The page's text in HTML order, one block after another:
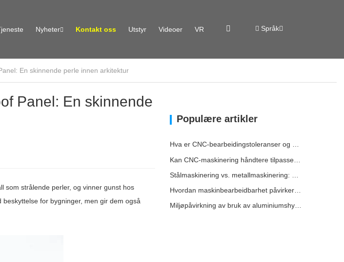
Nyheter Kontakt oss Utstyr Videoer VR Språk
En skinnende perle innen arkitektur
Panel: En skinnende
som strålende perler, og vinner gunst hos
for bygninger, men gir dem også
Populære artikler
Hva er CNC-bearbeidingstoleranser og hvorfor er de viktige?
Miljøpåvirkning av bruk av aluminiumshylsehus